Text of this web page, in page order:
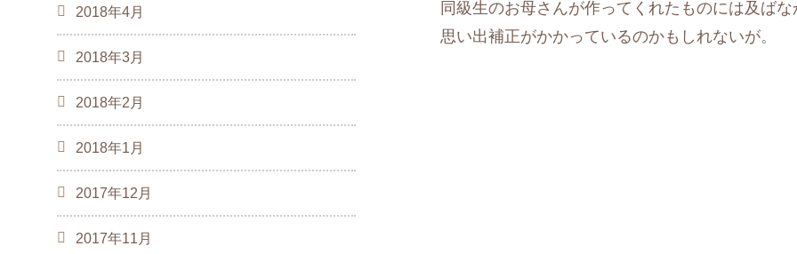
同級生のお母さんが作ってくれたものには及ば
思い出補正がかかっているのかもしれないが。
2018年4月
2018年3月
2018年2月
2018年1月
2017年12月
2017年11月